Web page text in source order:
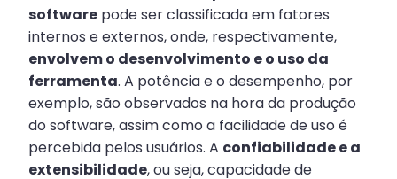
software pode ser classificada em fatores
internos e externos, onde, respectivamente,
envolvem o desenvolvimento e o uso da
ferramenta. A potência e o desempenho, por
exemplo, são observados na hora da produção
do software, assim como a facilidade de uso é
percebida pelos usuários. A confiabilidade e a
extensibilidade, ou seja, capacidade de